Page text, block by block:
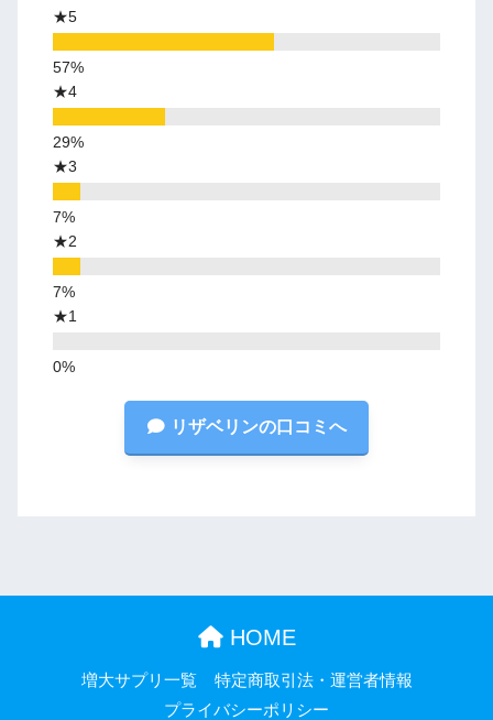
★5
★4
★3
★2
★1
リザベリンの口コミへ
HOME
増大サプリ一覧
特定商取引法・運営者情報
プライバシーポリシー